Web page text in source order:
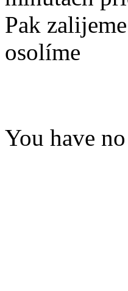
Pak
osolíme
You have